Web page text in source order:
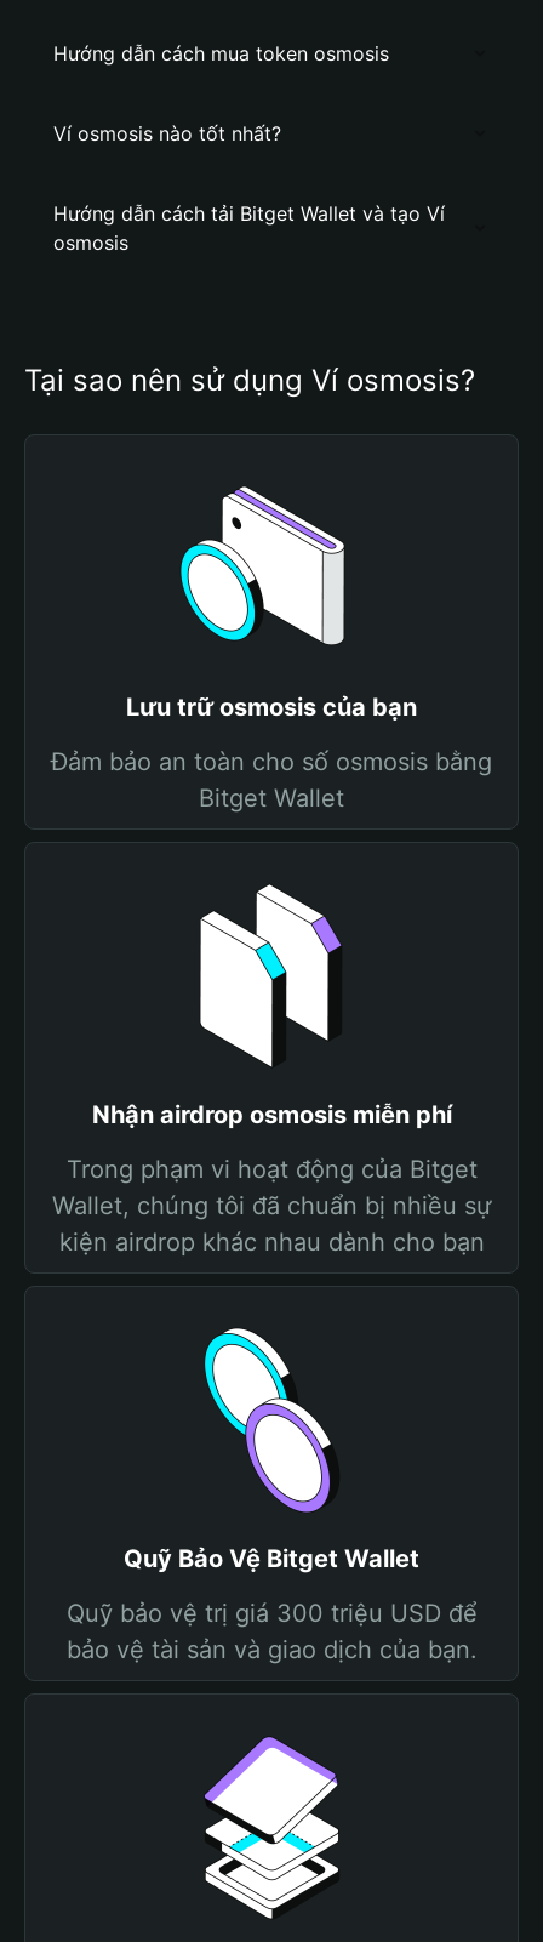
Hướng dẫn cách mua token osmosis
Ví osmosis nào tốt nhất?
Hướng dẫn cách tải Bitget Wallet và tạo Ví
osmosis
Tại sao nên sử dụng Ví osmosis?
Lưu trữ osmosis của bạn
Đảm bảo an toàn cho số osmosis bằng
Bitget Wallet
Nhận airdrop osmosis miễn phí
Trong phạm vi hoạt động của Bitget
Wallet, chúng tôi đã chuẩn bị nhiều sự
kiện airdrop khác nhau dành cho bạn
Quỹ Bảo Vệ Bitget Wallet
Quỹ bảo vệ trị giá 300 triệu USD để
bảo vệ tài sản và giao dịch của bạn.